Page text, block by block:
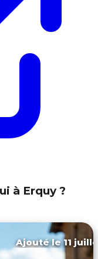
à Erquy ?
Ajouté le 11